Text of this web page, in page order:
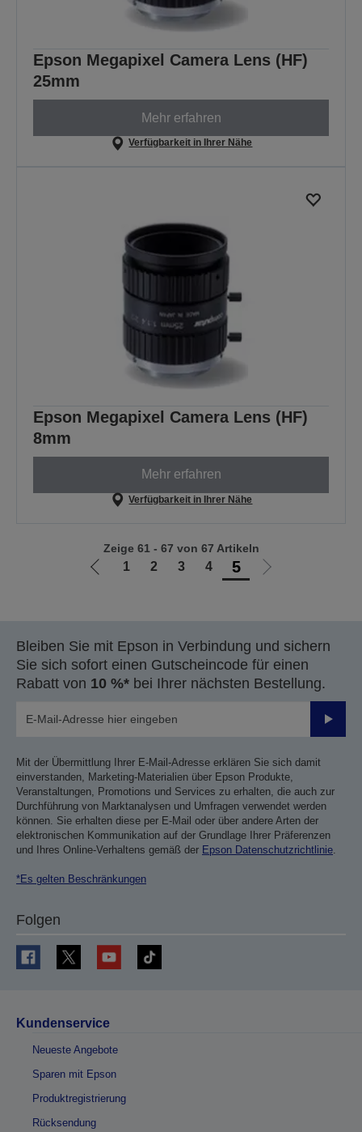
Epson Megapixel Camera Lens (HF)
25mm
Mehr erfahren
Verfügbarkeit in Ihrer Nähe
Epson Megapixel Camera Lens (HF)
8mm
Mehr erfahren
Verfügbarkeit in Ihrer Nähe
Zur
1 2 3 4 5
Zur
Zeige 61 - 67 von 67 Artikeln
Bleiben Sie mit Epson in Verbindung und sichern
Sie sich sofort einen Gutscheincode für einen
Rabatt von 10 %* bei Ihrer nächsten Bestellung.
Mit der Übermittlung Ihrer E-Mail-Adresse erklären Sie sich damit
einverstanden, Marketing-Materialien über Epson Produkte,
Veranstaltungen, Promotions und Services zu erhalten, die auch zur
Durchführung von Marktanalysen und Umfragen verwendet werden
können. Sie erhalten diese per E-Mail oder über andere Arten der
elektronischen Kommunikation auf der Grundlage Ihrer Präferenzen
und Ihres Online-Verhaltens gemäß der Epson Datenschutzrichtlinie
*Es gelten Beschränkungen
Folgen
Kundenservice
Neueste Angebote
Sparen mit Epson
Produktregistrierung
Rücksendung